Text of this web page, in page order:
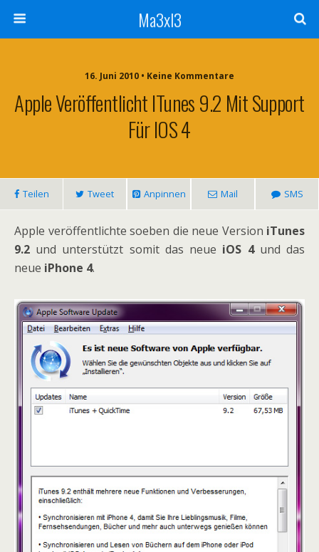
Ma3xl3
16. Juni 2010 • Keine Kommentare
Apple Veröffentlicht ITunes 9.2 Mit Support
Für IOS 4
Teilen Tweet Anpinnen Mail SMS
Apple veröffentlichte soeben die neue Version iTunes
9.2 und unterstützt somit das neue iOS 4und das
neue iPhone 4.